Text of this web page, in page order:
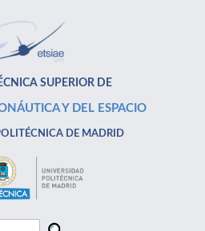
SUPERIOR DE
Y DEL ESPACIO
DE MADRID